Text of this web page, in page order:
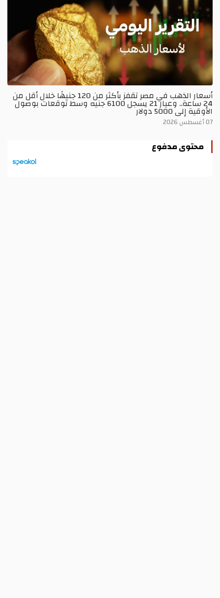
أسعار الذهب في مصر تقفز بأكثر من 120 جنيهًا خلال أقل من
24 ساعة.. وعيار 21 يسجل 6100 جنيه وسط توقعات بوصول
الأوقية إلى 5000 دولار
07 أغسطس 2026
محتوى مدفوع